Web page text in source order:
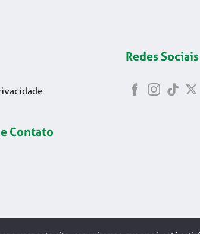
Contato
Redes Sociais